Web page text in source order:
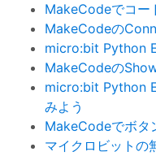
MakeCodeでコー
MakeCodeの
micro:bit Python
MakeCodeの
micro:bit Python
みよう
MakeCodeでボタ
マイクロビットの